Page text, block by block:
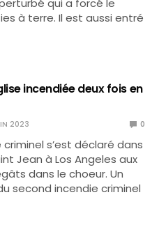
qui a forcé le
à terre. Il est aussi entré
incendiée deux fois en
2023 0
s’est déclaré dans
Jean à Los Angeles aux
dans le choeur. Un
second incendie criminel